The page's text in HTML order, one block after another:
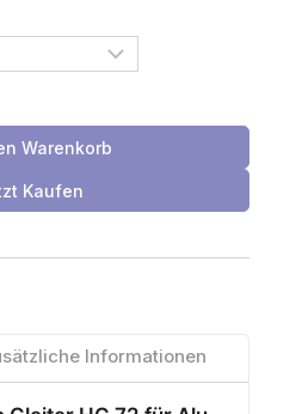
Warenkorb
Kaufen
Informationen